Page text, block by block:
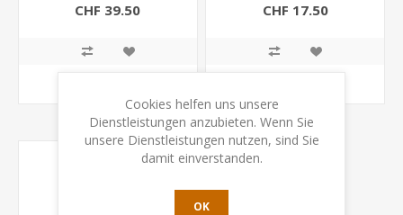
CHF 39.50 CHF 17.50
Cookies helfen uns unsere
Dienstleistungen anzubieten. Wenn Sie
unsere Dienstleistungen nutzen, sind Sie
damit einverstanden.
OK